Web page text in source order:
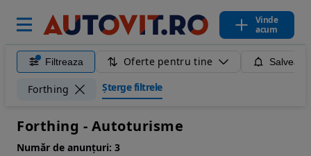
Vinde
acum
Filtreaza Oferte pentru tine
Forthing Șterge filtrele
Forthing - Autoturisme
Număr de anunțuri: 3